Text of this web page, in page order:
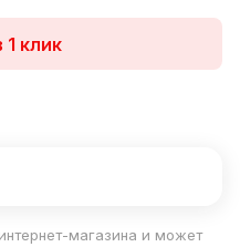
1 клик
магазина и может